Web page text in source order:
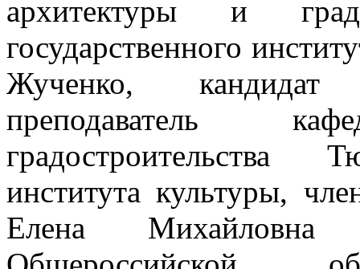
архитектуры и
государственного
Жученко, кандидат
преподаватель
градостроительства
института культуры,
Елена Михайловна